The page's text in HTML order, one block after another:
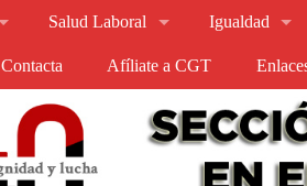
Salud Laboral Igualdad
Contacta Afíliate a CGT